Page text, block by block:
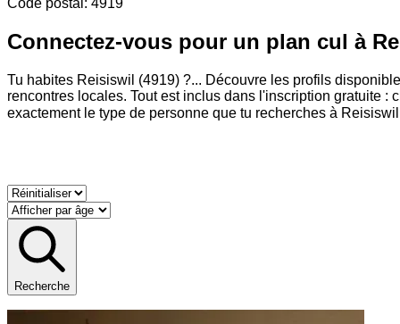
Connectez-vous pour un plan cul à
Tu habites Reisiswil (4919) ?... Découvre les profils
rencontres locales. Tout est inclus dans l'inscription gratuite
exactement le type de personne que tu recherches à
Recherche